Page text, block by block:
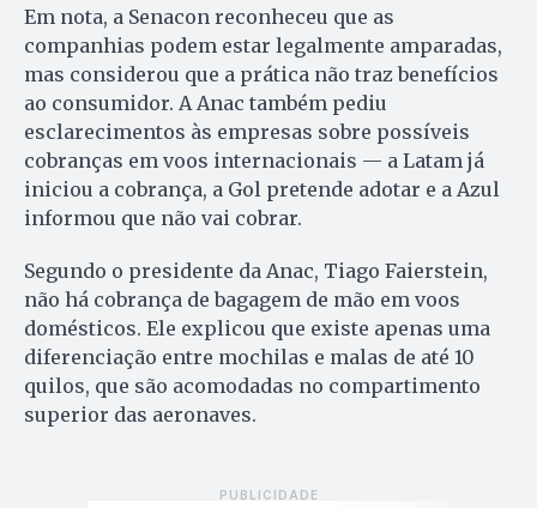
Em nota, a Senacon reconheceu que as
companhias podem estar legalmente amparadas,
mas considerou que a prática não traz benefícios
ao consumidor. A Anac também pediu
esclarecimentos às empresas sobre possíveis
cobranças em voos internacionais — a Latam já
iniciou a cobrança, a Gol pretende adotar e a Azul
informou que não vai cobrar.
Segundo o presidente da Anac, Tiago Faierstein,
não há cobrança de bagagem de mão em voos
domésticos. Ele explicou que existe apenas uma
diferenciação entre mochilas e malas de até 10
quilos, que são acomodadas no compartimento
superior das aeronaves.